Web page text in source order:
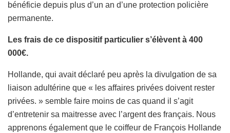
bénéficie depuis plus d’un an d’une protection policière
permanente.
Les frais de ce dispositif particulier s’élèvent à 400
000€.
Hollande, qui avait déclaré peu après la divulgation de sa
liaison adultérine que « les affaires privées doivent rester
privées. » semble faire moins de cas quand il s’agit
d’entretenir sa maitresse avec l’argent des français. Nous
apprenons également que le coiffeur de François Hollande